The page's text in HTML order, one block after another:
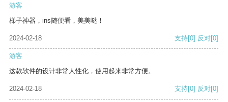
游客
梯子神器，ins随便看，美美哒！
2024-02-18 支持[0] 反对[0]
游客
这款软件的设计非常人性化，使用起来非常方便。
2024-02-18 支持[0] 反对[0]